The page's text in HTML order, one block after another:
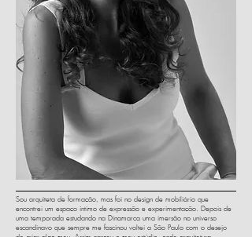
Sou arquiteta de formação, mas foi no design de mobiliário que
encontrei um espaço íntimo de expressão e experimentação. Depois de
uma temporada estudando na Dinamarca uma imersão no universo
escandinavo que sempre me fascinou voltei a São Paulo com o desejo